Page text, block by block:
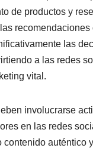
de productos y
recomendaciones
las
a las redes
vital.
involucrarse
en las redes
contenido auténtico